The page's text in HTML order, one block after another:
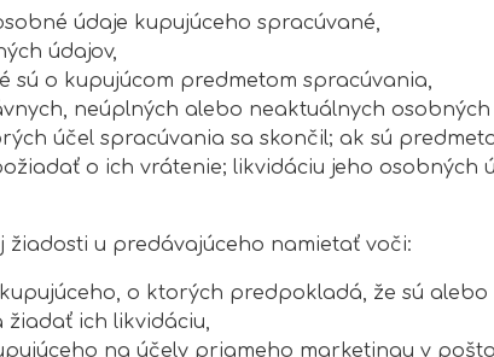
údaje kupujúceho spracúvané,
údajov,
sú o kupujúcom predmetom spracúvania,
neúplných alebo neaktuálnych
účel spracúvania sa skončil; ak sú
o ich vrátenie; likvidáciu jeho osobných
žiadosti u predávajúceho namietať voči:
o ktorých predpokladá, že sú
žiadať ich likvidáciu,
na účely priameho marketingu v